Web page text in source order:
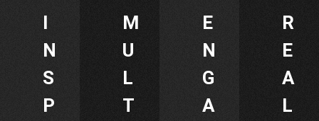
I
N
S
P
M
U
L
T
E
N
G
A
R
E
A
L